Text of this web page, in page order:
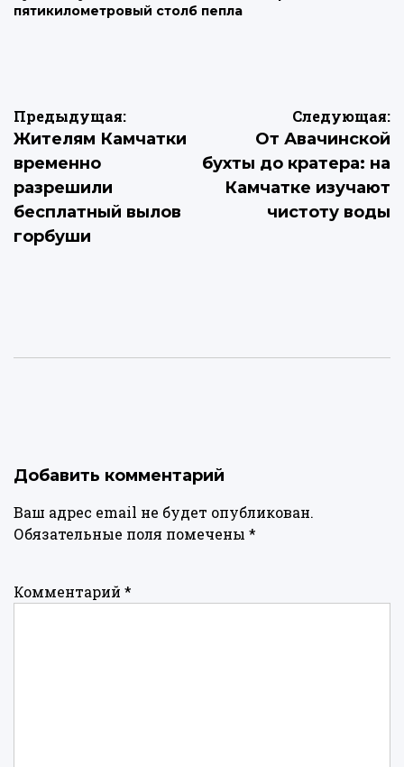
пятикилометровый столб пепла
Навигация
по
записям
Предыдущая:
Жителям Камчатки
временно
разрешили
бесплатный вылов
горбуши
Следующая:
От Авачинской
бухты до кратера: на
Камчатке изучают
чистоту воды
Добавить комментарий
Ваш адрес email не будет опубликован.
Обязательные поля помечены *
Комментарий *